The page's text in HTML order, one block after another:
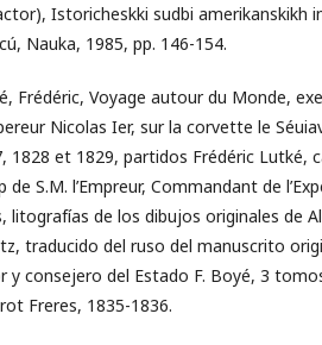
Istoricheskki sudbi amerikanskikh
Nauka, 1985, pp. 146-154.
Frédéric, Voyage autour du Monde,
Nicolas Ier, sur la corvette le
1828 et 1829, partidos Frédéric Lutké,
de S.M. l’Empreur, Commandant de
litografías de los dibujos originales de
traducido del ruso del manuscrito
y consejero del Estado F. Boyé, 3
Freres, 1835-1836.